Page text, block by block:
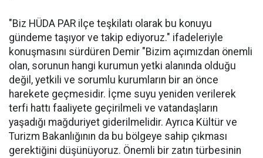
"Biz HÜDA PAR ilçe teşkilatı olarak bu konuyu
gündeme taşıyor ve takip ediyoruz." ifadeleriyle
konuşmasını sürdüren Demir "Bizim açımızdan önemli
olan, sorunun hangi kurumun yetki alanında olduğu
değil, yetkili ve sorumlu kurumların bir an önce
harekete geçmesidir. İçme suyu yeniden verilerek
terfi hattı faaliyete geçirilmeli ve vatandaşların
yaşadığı mağduriyet giderilmelidir. Ayrıca Kültür ve
Turizm Bakanlığının da bu bölgeye sahip çıkması
gerektiğini düşünüyoruz. Önemli bir zatın türbesinin